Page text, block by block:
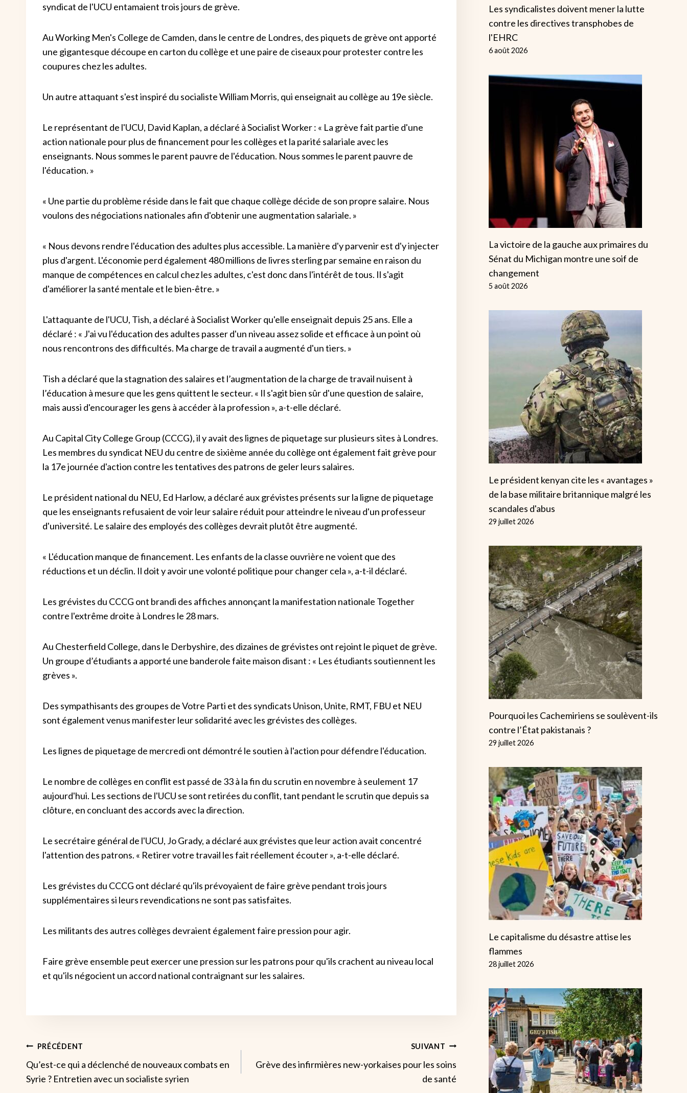
syndicat de l'UCU entamaient trois jours de grève.
Au Working Men's College de Camden, dans le centre de Londres, des piquets de grève ont apporté
une gigantesque découpe en carton du collège et une paire de ciseaux pour protester contre les
coupures chez les adultes.
Un autre attaquant s'est inspiré du socialiste William Morris, qui enseignait au collège au 19e siècle.
Le représentant de l'UCU, David Kaplan, a déclaré à Socialist Worker : « La grève fait partie d'une
action nationale pour plus de financement pour les collèges et la parité salariale avec les
enseignants. Nous sommes le parent pauvre de l'éducation. Nous sommes le parent pauvre de
l'éducation. »
« Une partie du problème réside dans le fait que chaque collège décide de son propre salaire. Nous
voulons des négociations nationales afin d'obtenir une augmentation salariale. »
« Nous devons rendre l'éducation des adultes plus accessible. La manière d'y parvenir est d'y injecter
plus d'argent. L'économie perd également 480 millions de livres sterling par semaine en raison du
manque de compétences en calcul chez les adultes, c'est donc dans l'intérêt de tous. Il s'agit
d'améliorer la santé mentale et le bien-être. »
L'attaquante de l'UCU, Tish, a déclaré à Socialist Worker qu'elle enseignait depuis 25 ans. Elle a
déclaré : « J'ai vu l'éducation des adultes passer d'un niveau assez solide et efficace à un point où
nous rencontrons des difficultés. Ma charge de travail a augmenté d'un tiers. »
Tish a déclaré que la stagnation des salaires et l’augmentation de la charge de travail nuisent à
l’éducation à mesure que les gens quittent le secteur. « Il s'agit bien sûr d'une question de salaire,
mais aussi d'encourager les gens à accéder à la profession », a-t-elle déclaré.
Au Capital City College Group (CCCG), il y avait des lignes de piquetage sur plusieurs sites à Londres.
Les membres du syndicat NEU du centre de sixième année du collège ont également fait grève pour
la 17e journée d'action contre les tentatives des patrons de geler leurs salaires.
Le président national du NEU, Ed Harlow, a déclaré aux grévistes présents sur la ligne de piquetage
que les enseignants refusaient de voir leur salaire réduit pour atteindre le niveau d'un professeur
d'université. Le salaire des employés des collèges devrait plutôt être augmenté.
« L'éducation manque de financement. Les enfants de la classe ouvrière ne voient que des
réductions et un déclin. Il doit y avoir une volonté politique pour changer cela », a-t-il déclaré.
Les grévistes du CCCG ont brandi des affiches annonçant la manifestation nationale Together
contre l'extrême droite à Londres le 28 mars.
Au Chesterfield College, dans le Derbyshire, des dizaines de grévistes ont rejoint le piquet de grève.
Un groupe d’étudiants a apporté une banderole faite maison disant : « Les étudiants soutiennent les
grèves ».
Des sympathisants des groupes de Votre Parti et des syndicats Unison, Unite, RMT, FBU et NEU
sont également venus manifester leur solidarité avec les grévistes des collèges.
Les lignes de piquetage de mercredi ont démontré le soutien à l'action pour défendre l'éducation.
Le nombre de collèges en conflit est passé de 33 à la fin du scrutin en novembre à seulement 17
aujourd'hui. Les sections de l'UCU se sont retirées du conflit, tant pendant le scrutin que depuis sa
clôture, en concluant des accords avec la direction.
Le secrétaire général de l'UCU, Jo Grady, a déclaré aux grévistes que leur action avait concentré
l'attention des patrons. « Retirer votre travail les fait réellement écouter », a-t-elle déclaré.
Les grévistes du CCCG ont déclaré qu'ils prévoyaient de faire grève pendant trois jours
supplémentaires si leurs revendications ne sont pas satisfaites.
Les militants des autres collèges devraient également faire pression pour agir.
Faire grève ensemble peut exercer une pression sur les patrons pour qu'ils crachent au niveau local
et qu'ils négocient un accord national contraignant sur les salaires.
Navigation
De
PRÉCÉDENT
Qu’est-ce qui a déclenché de nouveaux combats en
Syrie ? Entretien avec un socialiste syrien
SUIVANT
Grève des infirmières new-yorkaises pour les soins
de santé
Les syndicalistes doivent mener la lutte
contre les directives transphobes de
l'EHRC
6 août 2026
La victoire de la gauche aux primaires du
Sénat du Michigan montre une soif de
changement
5 août 2026
Le président kenyan cite les « avantages »
de la base militaire britannique malgré les
scandales d'abus
29 juillet 2026
Pourquoi les Cachemiriens se soulèvent-ils
contre l’État pakistanais ?
29 juillet 2026
Le capitalisme du désastre attise les
flammes
28 juillet 2026